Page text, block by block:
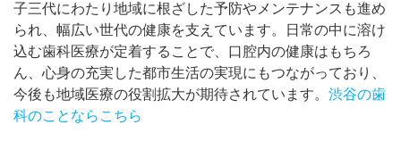
子三代にわたり地域に根ざした予防やメンテナンスも進め
られ、幅広い世代の健康を支えています。日常の中に溶け
込む歯科医療が定着することで、口腔内の健康はもちろ
ん、心身の充実した都市生活の実現にもつながっており、
今後も地域医療の役割拡大が期待されています。 渋谷の歯
科のことならこちら